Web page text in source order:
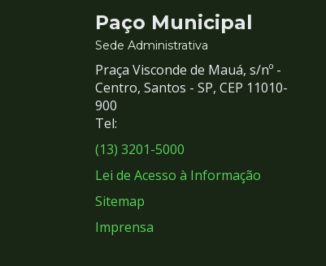
Contato
e
Redes
Sociais
Paço Municipal
Sede Administrativa
Praça Visconde de Mauá, s/nº -
Centro, Santos - SP, CEP 11010-
900
Tel:
(13) 3201-5000
Lei de Acesso à Informação
Sitemap
Imprensa